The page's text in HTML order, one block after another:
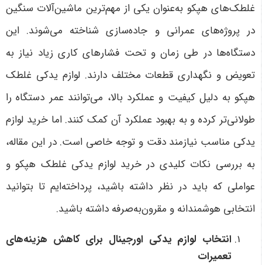
غلطک‌های هپکو به‌عنوان یکی از مهم‌ترین ماشین‌آلات سنگین
در پروژه‌های عمرانی و جاده‌سازی شناخته می‌شوند. این
دستگاه‌ها در طی زمان و تحت فشارهای کاری زیاد نیاز به
تعویض و نگهداری قطعات مختلف دارند. لوازم یدکی غلطک
هپکو به دلیل کیفیت و عملکرد بالا، می‌توانند عمر دستگاه را
طولانی‌تر کرده و به بهبود عملکرد آن کمک کنند. اما خرید لوازم
یدکی مناسب نیازمند دقت و توجه خاصی است. در این مقاله،
به بررسی نکات کلیدی در خرید لوازم یدکی غلطک هپکو و
عواملی که باید در نظر داشته باشید، پرداخته‌ایم تا بتوانید
انتخابی هوشمندانه و مقرون‌به‌صرفه داشته باشید.
انتخاب لوازم یدکی اورجینال برای کاهش هزینه‌های
تعمیرات